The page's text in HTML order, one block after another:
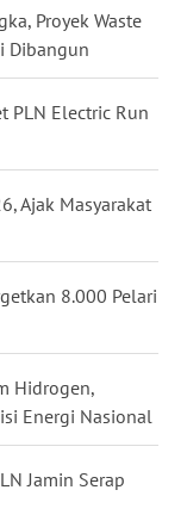
Proyek Waste
Dibangun
PLN Electric Run
Ajak Masyarakat
8.000 Pelari
Hidrogen,
Energi Nasional
Jamin Serap